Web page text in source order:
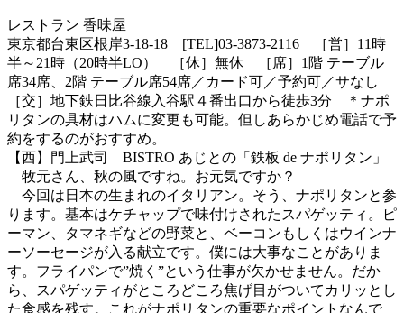
レストラン 香味屋
東京都台東区根岸3-18-18 [TEL]03-3873-2116 ［営］11時
半～21時（20時半LO） ［休］無休 ［席］1階 テーブル
席34席、2階 テーブル席54席／カード可／予約可／サなし
［交］地下鉄日比谷線入谷駅４番出口から徒歩3分 ＊ナポ
リタンの具材はハムに変更も可能。但しあらかじめ電話で予
約をするのがおすすめ。
【西】門上武司 BISTRO あじとの「鉄板 de ナポリタン」
牧元さん、秋の風ですね。お元気ですか？
今回は日本の生まれのイタリアン。そう、ナポリタンと参
ります。基本はケチャップで味付けされたスパゲッティ。ピ
ーマン、タマネギなどの野菜と、ベーコンもしくはウインナ
ーソーセージが入る献立です。僕には大事なことがありま
す。フライパンで”焼く”という仕事が欠かせません。だか
ら、スパゲッティがところどころ焦げ目がついてカリッとし
た食感を残す。これがナポリタンの重要なポイントなんで